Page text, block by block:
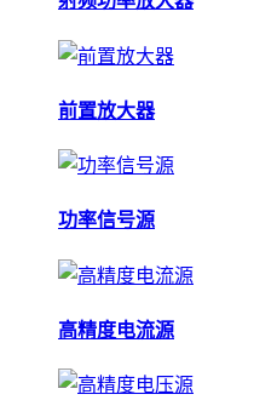
前置放大器
功率信号源
高精度电流源